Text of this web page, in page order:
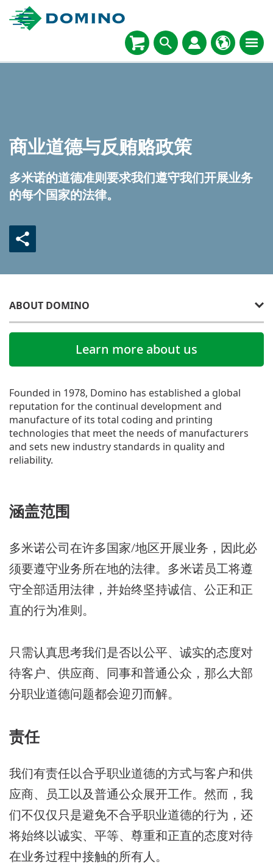
商业道德与反贿赂政策
多米诺的道德准则要求我们遵守我们开展业务
的每个国家的法律。
ABOUT DOMINO
Learn more about us
Founded in 1978, Domino has established a global
reputation for the continual development and
manufacture of its total coding and printing
technologies that meet the needs of manufacturers
and sets new industry standards in quality and
reliability.
涵盖范围
多米诺公司在许多国家/地区开展业务，因此必
须要遵守业务所在地的法律。多米诺员工将遵
守全部适用法律，并始终坚持诚信、公正和正
直的行为准则。
只需认真思考我们是否以公平、诚实的态度对
待客户、供应商、同事和普通公众，那么大部
分职业道德问题都会迎刃而解。
责任
我们有责任以合乎职业道德的方式与客户和供
应商、员工以及普通公众展开工作。然而，我
们不仅仅只是避免不合乎职业道德的行为，还
将始终以诚实、平等、尊重和正直的态度对待
在业务过程中接触的所有人。